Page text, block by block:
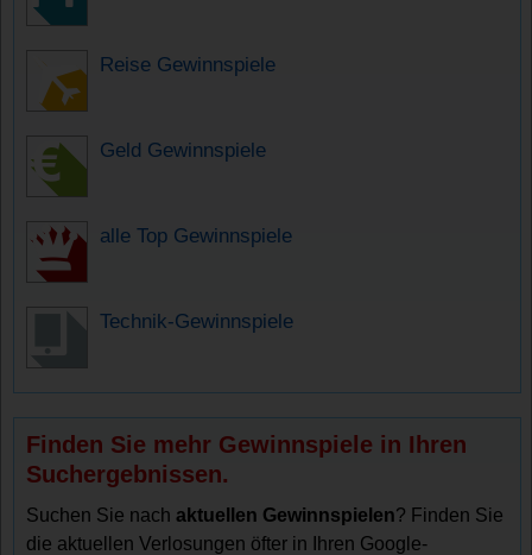
Reise Gewinnspiele
Geld Gewinnspiele
alle Top Gewinnspiele
Technik-Gewinnspiele
Finden Sie mehr Gewinnspiele in Ihren
Suchergebnissen.
Suchen Sie nachaktuellen Gewinnspielen? Finden Sie
die aktuellen Verlosungen öfter in Ihren Google-